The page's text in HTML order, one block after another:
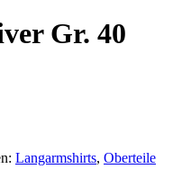
Gr. 40
Langarmshirts, Oberteile